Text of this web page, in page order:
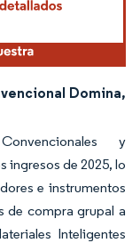
Domina,
y
ingresos de 2025, lo
e instrumentos
de compra grupal a
Inteligentes